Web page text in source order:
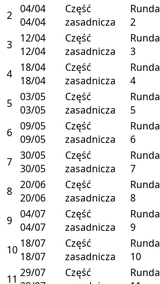
2 04/04
04/04
Część
zasadnicza
Runda
2
3
12/04
12/04
Część
zasadnicza
Runda
3
4
18/04
18/04
Część
zasadnicza
Runda
4
5 03/05
03/05
Część
zasadnicza
Runda
5
6 09/05
09/05
Część
zasadnicza
Runda
6
7 30/05
30/05
Część
zasadnicza
Runda
7
8 20/06
20/06
Część
zasadnicza
Runda
8
9 04/07
04/07
Część
zasadnicza
Runda
9
10 18/07
18/07
Część
zasadnicza
Runda
10
11 29/07
Część
Runda